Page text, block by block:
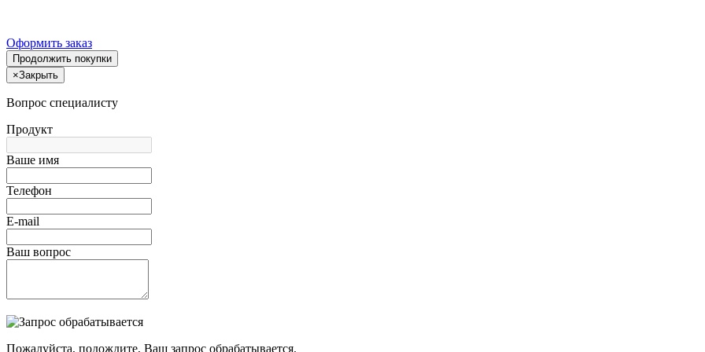
Оформить заказ
Продолжить покупки
×Закрыть
Вопрос специалисту
Продукт
Ваше имя
Телефон
E-mail
Ваш вопрос
Пожалуйста, подождите, Ваш запрос обрабатывается.